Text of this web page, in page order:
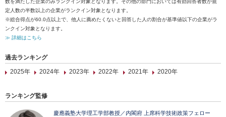
数を満たした企業のみランクイン対象となります。その他の部門においては有効回答者数が規
定人数の半数以上の企業がランクイン対象となります。
※総合得点が60.0点以上で、他人に薦めたくないと回答した人の割合が基準値以下の企業がラ
ンクイン対象となります。
≫ 詳細はこちら
過去ランキング
2025年
2024年 2023年 2022年 2021年 2020年
ランキング監修
慶應義塾大学理工学部教授／内閣府 上席科学技術政策フェロー